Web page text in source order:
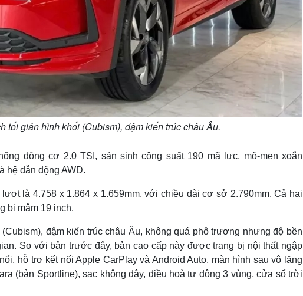
tối giản hình khối (Cubism), đậm kiến trúc châu Âu.
động cơ 2.0 TSI, sản sinh công suất 190 mã lực, mô-men xoắn
hệ dẫn động AWD.
là 4.758 x 1.864 x 1.659mm, với chiều dài cơ sở 2.790mm. Cả hai
bị mâm 19 inch.
đậm kiến trúc châu Âu, không quá phô trương nhưng độ bền
So với bản trước đây, bản cao cấp này được trang bị nội thất ngập
hỗ trợ kết nối Apple CarPlay và Android Auto, màn hình sau vô lăng
(bản Sportline), sạc không dây, điều hoà tự động 3 vùng, cửa sổ trời